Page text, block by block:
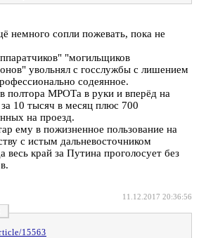
немного сопли пожевать, пока не
"могильщиков
увольнял с госслужбы с лишением
содеянное.
полтора МРОТа в руки и вперёд на
10 тысяч в месяц плюс 700
на проезд.
ему в пожизненное пользование на
с истым дальневосточником
весь край за Путина проголосует без
11.12.2017 20:36:56
15563